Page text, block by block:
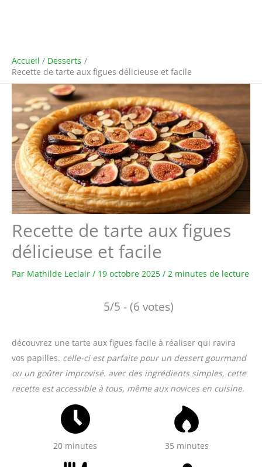
Accueil
Desserts
Recette de tarte aux figues délicieuse et facile
Recette de tarte aux figues
délicieuse et facile
Par Mathilde Leclair / 19 octobre 2025 / 2 minutes de lecture
5/5 - (6 votes)
découvrez une tarte aux figues facile à réaliser qui ravira
vos papilles. celle-ci est parfaite pour un dessert gourmand
ou un goûter improvisé. avec des ingrédients simples, cette
recette est accessible à tous, même aux novices en cuisine.
20 minutes 35 minutes